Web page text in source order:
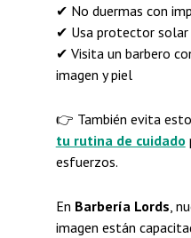
✔ No duermas con
✔ Usa protector
✔ Visita un barbero
imagen y piel
👉 También evita
tu rutina de cuidado
esfuerzos.
En Barbería Lords,
imagen están